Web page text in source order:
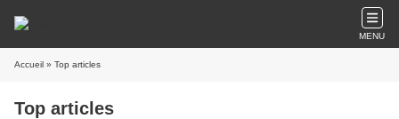
MENU
Accueil » Top articles
Top articles